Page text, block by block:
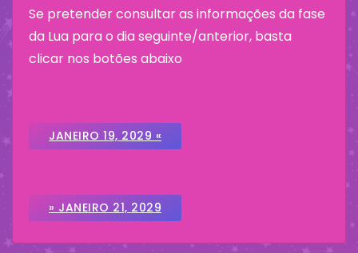
Se pretender consultar as informações da fase
da Lua para o dia seguinte/anterior, basta
clicar nos botões abaixo
JANEIRO 19, 2029 «
» JANEIRO 21, 2029